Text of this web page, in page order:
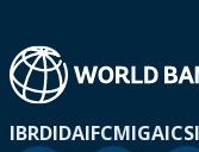
IBRDIDAIFCMIGA